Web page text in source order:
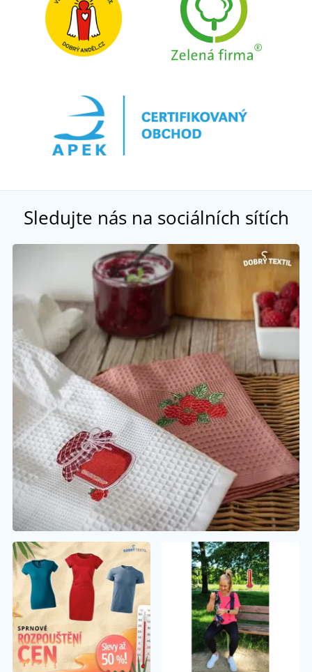
Sledujte nás na sociálních sítích